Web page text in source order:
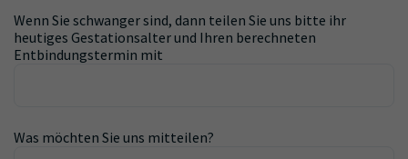
Wenn Sie schwanger sind, dann teilen Sie uns bitte ihr
heutiges Gestationsalter und Ihren berechneten
Entbindungstermin mit
Was möchten Sie uns mitteilen?